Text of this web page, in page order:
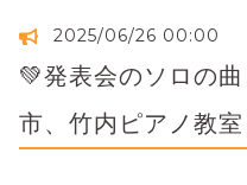
2025/06/26 00:00
💚発表会のソロの
市、竹内ピアノ教室